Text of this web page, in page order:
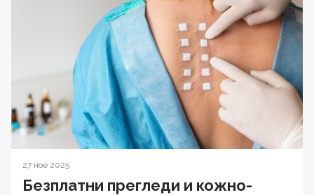
27 ное 2025
Безплатни прегледи и кожно-